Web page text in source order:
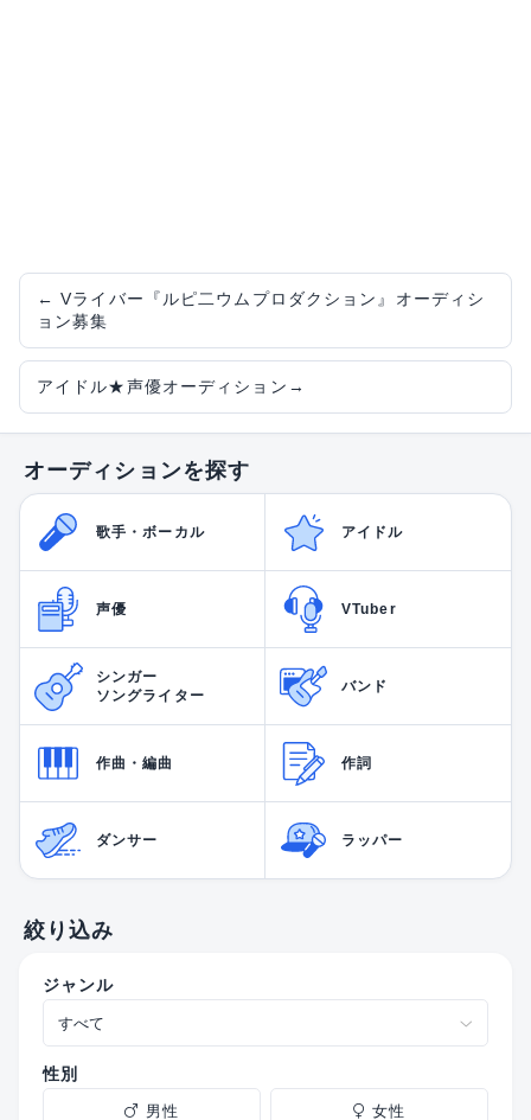
← Vライバー『ルピ二ウムプロダクション』オーディシ
ョン募集
アイドル★声優オーディション →
オーディションを探す
歌手・ボーカル アイドル
声優 VTuber
シンガー
ソングライター
バンド
作曲・編曲 作詞
ダンサー ラッパー
絞り込み
ジャンル
性別
男性 女性